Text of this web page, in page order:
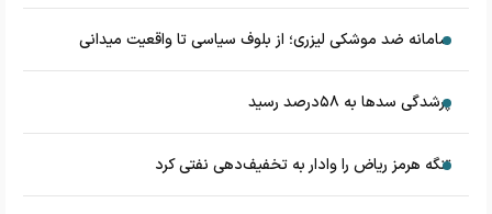
سامانه ضد موشکی لیزری؛ از بلوف سیاسی تا واقعیت میدانی
پرشدگی سدها به ۵۸درصد رسید
تنگه هرمز ریاض را وادار به تخفیف‌دهی نفتی کرد